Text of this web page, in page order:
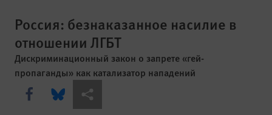
Россия: безнаказанное насилие в
отношении ЛГБТ
Дискриминационный закон о запрете «гей-
пропаганды» как катализатор нападений
Share this via Facebook
Share this via Bluesky
Share this via Поделиться